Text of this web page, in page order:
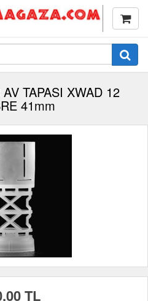
TAPASI XWAD 12
41mm
TL